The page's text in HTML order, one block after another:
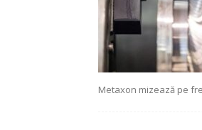
Metaxon mizează pe